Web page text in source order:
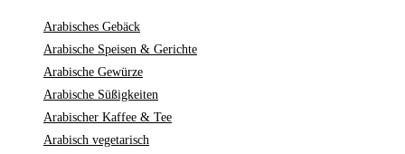
Arabisches Gebäck
Arabische Speisen & Gerichte
Arabische Gewürze
Arabische Süßigkeiten
Arabischer Kaffee & Tee
Arabisch vegetarisch